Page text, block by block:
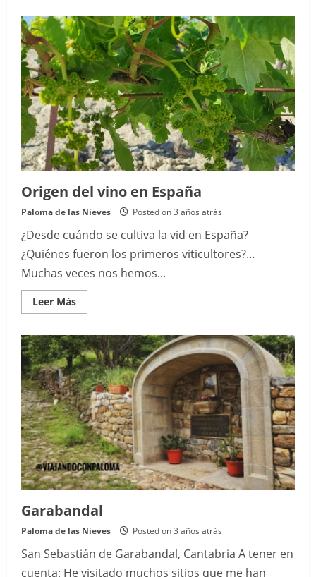
la
tonelería,
bodegas
y
viñedos
Origen del vino en España
Paloma de las Nieves Posted on 3 años atrás
¿Desde cuándo se cultiva la vid en España?
¿Quiénes fueron los primeros viticultores?…
Muchas veces nos hemos...
Leer MásRead
more
del
vino
en
España
Garabandal
Paloma de las Nieves Posted on 3 años atrás
San Sebastián de Garabandal, Cantabria A tener en
cuenta: He visitado muchos sitios que me han